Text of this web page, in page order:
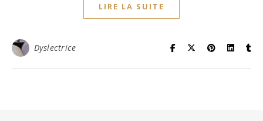
LIRE LA SUITE
Dyslectrice